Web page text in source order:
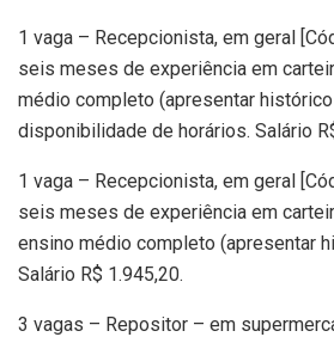
1 vaga – Recepcionista, em geral
seis meses de experiência em
médio completo (apresentar
disponibilidade de horários. Salário
1 vaga – Recepcionista, em geral
seis meses de experiência em
ensino médio completo (apresentar
Salário R$ 1.945,20.
3 vagas – Repositor – em